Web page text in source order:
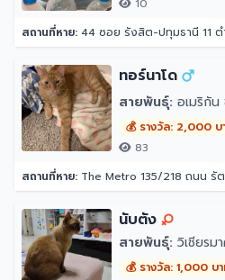
10
สถานที่หาย: 44 ซอย รังสิต-ปทุมธานี 11 ตำบล ปร
ทอร์นาโด
สายพันธุ์: อเมริกั
💰 รางวัล: 2,000 บ
83
สถานที่หาย: The Metro 135/218 ถนน รัตนาธิเบศร์ ต
นับตัง
สายพันธุ์: วิเชียรม
💰 รางวัล: 1,000 บ